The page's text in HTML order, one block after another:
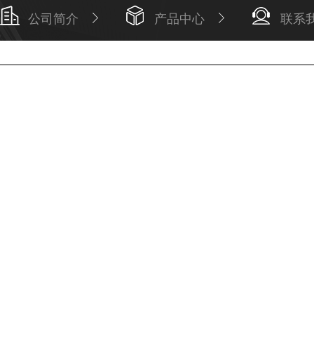
公司简介 产品中心 联系